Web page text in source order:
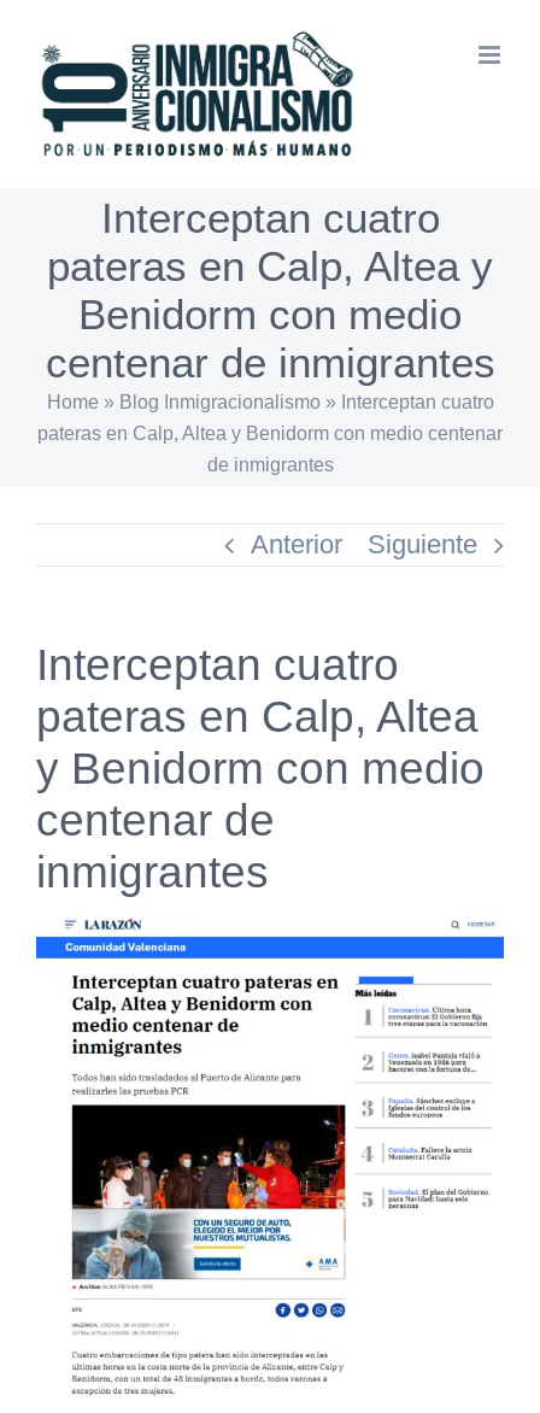
contenido
Interceptan cuatro
pateras en Calp, Altea y
Benidorm con medio
centenar de inmigrantes
Home » Blog Inmigracionalismo» Interceptan cuatro
pateras en Calp, Altea y Benidorm con medio centenar
de inmigrantes
Anterior Siguiente
Interceptan cuatro
pateras en Calp, Altea
y Benidorm con medio
centenar de
inmigrantes
Ver
imagen
más
grande